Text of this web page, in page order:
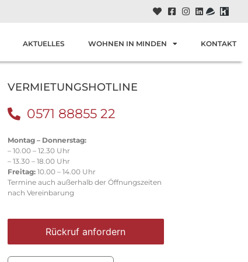
AKTUELLES WOHNEN IN MINDEN KONTAKT
VERMIETUNGSHOTLINE
0571 88855 22
Montag – Donnerstag:
– 10.00 – 12.30 Uhr
– 13.30 – 18.00 Uhr
Freitag: 10.00 – 14.00 Uhr
Termine auch außerhalb der Öffnungszeiten
nach Vereinbarung
Rückruf anfordern